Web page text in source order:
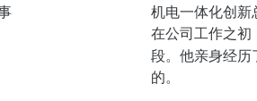
机电一体化创
在公司工作之初
段。他亲身经
的。